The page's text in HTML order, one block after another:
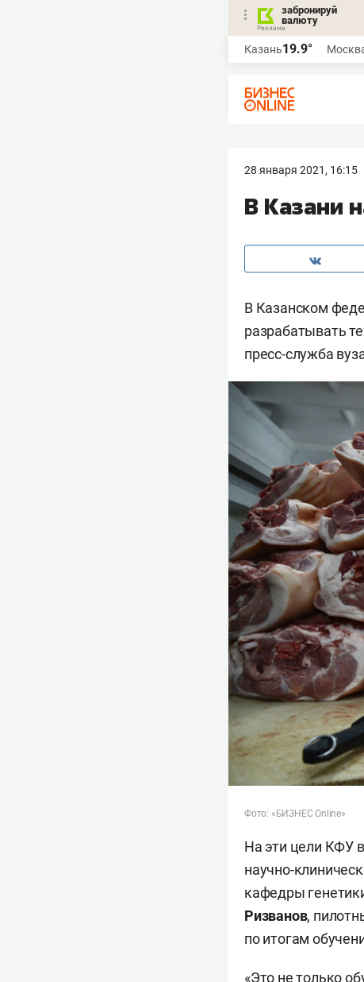
забронируй
валюту
Казань19.9°
28 января 2021, 16:15
В Казани
В Казанском
разрабатывать
пресс-служба
Фото: «БИЗНЕС Online»
На эти цели КФУ
научно-
кафедры
Ризванов,
по итогам
«Это не только